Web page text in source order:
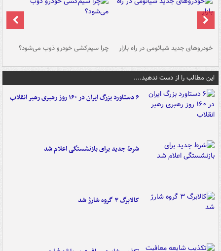
خودروهای جدید شیائومی در راه بازار چرا سیم‌کشی خودرو ذوب می‌شود؟
این مطالب را از دست ندهید....
۶ دستاورد بزرگ ایران در ۱۶۰ روز رهبری رهبر انقلاب
شرط جدید برای بازنشستگی اعلام شد
کالابرگ ۳ گروه شارژ شد